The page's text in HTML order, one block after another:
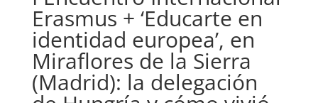
Erasmus + ‘Educarte en
identidad europea’, en
Miraflores de la Sierra
(Madrid): la delegación